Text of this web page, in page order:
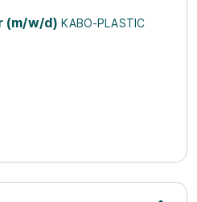
(m/w/d) KABO-PLASTIC